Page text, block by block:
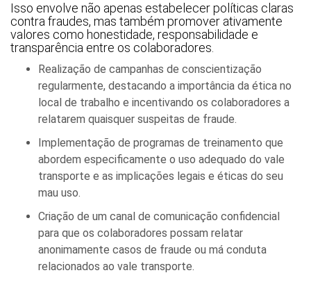
Isso envolve não apenas estabelecer políticas claras
contra fraudes, mas também promover ativamente
valores como honestidade, responsabilidade e
transparência entre os colaboradores.
Realização de campanhas de conscientização
regularmente, destacando a importância da ética no
local de trabalho e incentivando os colaboradores a
relatarem quaisquer suspeitas de fraude.
Implementação de programas de treinamento que
abordem especificamente o uso adequado do vale
transporte e as implicações legais e éticas do seu
mau uso.
Criação de um canal de comunicação confidencial
para que os colaboradores possam relatar
anonimamente casos de fraude ou má conduta
relacionados ao vale transporte.